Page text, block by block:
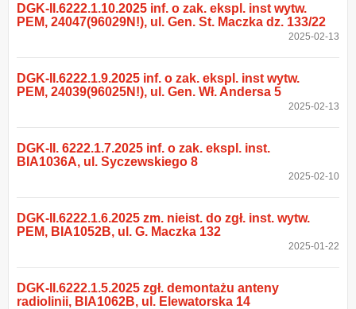
DGK-II.6222.1.10.2025 inf. o zak. ekspl. inst wytw.
PEM, 24047(96029N!), ul. Gen. St. Maczka dz. 133/22
2025-02-13
DGK-II.6222.1.9.2025 inf. o zak. ekspl. inst wytw.
PEM, 24039(96025N!), ul. Gen. Wł. Andersa 5
2025-02-13
DGK-II. 6222.1.7.2025 inf. o zak. ekspl. inst.
BIA1036A, ul. Syczewskiego 8
2025-02-10
DGK-II.6222.1.6.2025 zm. nieist. do zgł. inst. wytw.
PEM, BIA1052B, ul. G. Maczka 132
2025-01-22
DGK-II.6222.1.5.2025 zgł. demontażu anteny
radiolinii, BIA1062B, ul. Elewatorska 14